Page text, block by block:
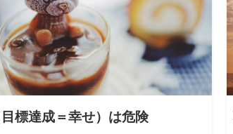
目標達成＝幸せ）は危険